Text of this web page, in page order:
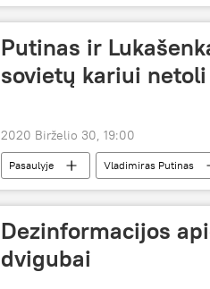
Putinas ir
sovietų kariui netoli
2020 Birželio 30, 19:00
Pasaulyje Vladimiras Putinas
Didysis Tėvynės karas
Dezinformacijos
dvigubai